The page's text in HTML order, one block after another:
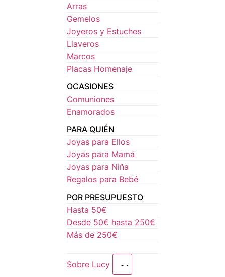
Arras
Gemelos
Joyeros y Estuches
Llaveros
Marcos
Placas Homenaje
OCASIONES
Comuniones
Enamorados
PARA QUIÉN
Joyas para Ellos
Joyas para Mamá
Joyas para Niña
Regalos para Bebé
POR PRESUPUESTO
Hasta 50€
Desde 50€ hasta 250€
Más de 250€
Sobre Lucy